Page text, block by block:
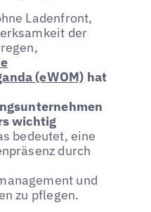
Ladenfront,
der
(eWOM) hat
wichtig
bedeutet, eine
durch
und
zu pflegen.